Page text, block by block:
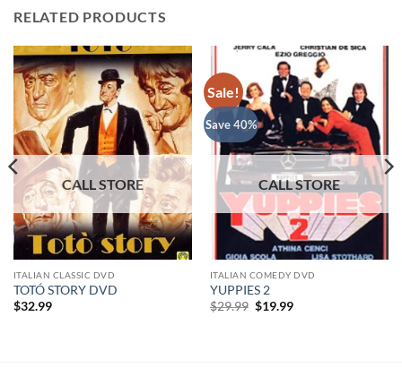
RELATED PRODUCTS
ITALIAN CLASSIC DVD
TOTÓ STORY DVD
$32.99
Sale!
Save 40%
ITALIAN COMEDY DVD
YUPPIES 2
$29.99 Original
$19.99Current